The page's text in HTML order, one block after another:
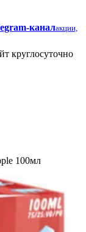
каналакции,
круглосуточно
100мл